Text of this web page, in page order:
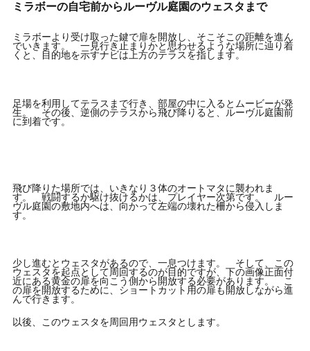
ミラボーの自宅前からルーヴル庭園のウェスタまで
ミラボーより受け取った鍵で扉を開放し、そこそこの距離を進ん
でいきます。 一見行き止まりかと思わせるような場所に辿り着
くと、目的地を示すナビは上方のテラスを指します。
足場を利用してテラスまで行き、部屋の中に入るとムービーが発
生。 その後、逆側のテラスから飛び降りると、ルーヴル庭園前
に到着です。
飛び降りた場所では、いきなり３体のオートマタに襲われま
す。 戦闘するか駆け抜けるかは、プレイヤー次第です。 ルー
ヴル庭園の敷地内へは、向かって左端の壊れた柵から侵入しま
す。
少し進むとウェスタがあるので、一息つけます。 そして、この
ウェスタを起点として周回するのが目的ですが、下の画像正面付
近にある黄金の扉を向こう側から開放する必要があります。 こ
の扉を開放するために、ショートカット用の扉も開放しながら進
んで行きます。
以後、このウェスタを周回用ウェスタとします。